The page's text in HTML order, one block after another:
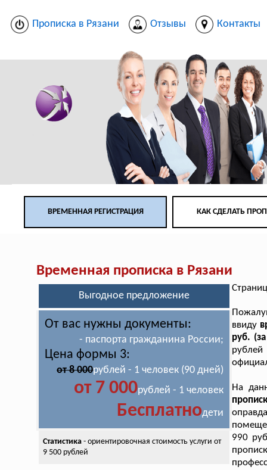
Прописка в Рязани Отзывы Контакты
ВРЕМЕННАЯ РЕГИСТРАЦИЯ КАК СДЕЛАТЬ
Временная прописка в Рязани
Выгодное предложение
От вас нужны документы:
- паспорта гражданина России;
Цена формы 3:
от 8 000рублей - 1 человек (90 дней)
от 7 000рублей - 1 человек
Бесплатнодети
Статистика- ориентировочная стоимость услуги от
9 500 рублей
ввиду
руб.
На
990